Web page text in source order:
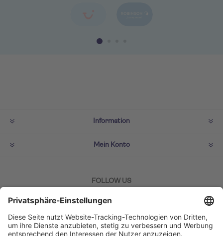
Information
Mein Konto
FOLLOW US
ZAHLMETHODEN